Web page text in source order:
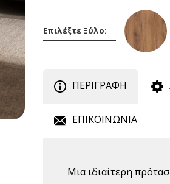
Επιλέξτε Ξύλο:
ΠΕΡΙΓΡΑΦΗ
ΕΠΙΚΟΙΝΩΝΙΑ
Μια ιδιαίτερη